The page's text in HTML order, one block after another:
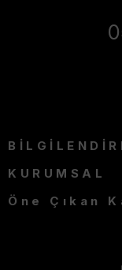
KURUMSAL
Öne Çıkan